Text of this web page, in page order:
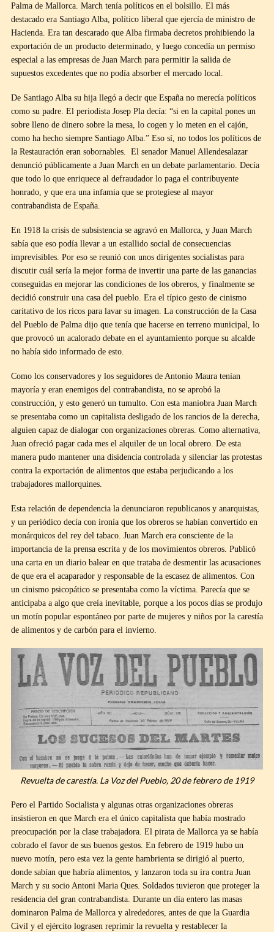
Palma de Mallorca. March tenía políticos en el bolsillo. El más
destacado era Santiago Alba, político liberal que ejercía de ministro de
Hacienda. Era tan descarado que Alba firmaba decretos prohibiendo la
exportación de un producto determinado, y luego concedía un permiso
especial a las empresas de Juan March para permitir la salida de
supuestos excedentes que no podía absorber el mercado local.
De Santiago Alba su hija llegó a decir que España no merecía políticos
como su padre. El periodista Josep Pla decía: “si en la capital pones un
sobre lleno de dinero sobre la mesa, lo cogen y lo meten en el cajón,
como ha hecho siempre Santiago Alba.” Eso sí, no todos los políticos de
la Restauración eran sobornables. El senador Manuel Allendesalazar
denunció públicamente a Juan March en un debate parlamentario. Decía
que todo lo que enriquece al defraudador lo paga el contribuyente
honrado, y que era una infamia que se protegiese al mayor
contrabandista de España.
En 1918 la crisis de subsistencia se agravó en Mallorca, y Juan March
sabía que eso podía llevar a un estallido social de consecuencias
imprevisibles. Por eso se reunió con unos dirigentes socialistas para
discutir cuál sería la mejor forma de invertir una parte de las ganancias
conseguidas en mejorar las condiciones de los obreros, y finalmente se
decidió construir una casa del pueblo. Era el típico gesto de cinismo
caritativo de los ricos para lavar su imagen. La construcción de la Casa
del Pueblo de Palma dijo que tenía que hacerse en terreno municipal, lo
que provocó un acalorado debate en el ayuntamiento porque su alcalde
no había sido informado de esto.
Como los conservadores y los seguidores de Antonio Maura tenían
mayoría y eran enemigos del contrabandista, no se aprobó la
construcción, y esto generó un tumulto. Con esta maniobra Juan March
se presentaba como un capitalista desligado de los rancios de la derecha,
alguien capaz de dialogar con organizaciones obreras. Como alternativa,
Juan ofreció pagar cada mes el alquiler de un local obrero. De esta
manera pudo mantener una disidencia controlada y silenciar las protestas
contra la exportación de alimentos que estaba perjudicando a los
trabajadores mallorquines.
Esta relación de dependencia la denunciaron republicanos y anarquistas,
y un periódico decía con ironía que los obreros se habían convertido en
monárquicos del rey del tabaco. Juan March era consciente de la
importancia de la prensa escrita y de los movimientos obreros. Publicó
una carta en un diario balear en que trataba de desmentir las acusaciones
de que era el acaparador y responsable de la escasez de alimentos. Con
un cinismo psicopático se presentaba como la víctima. Parecía que se
anticipaba a algo que creía inevitable, porque a los pocos días se produjo
un motín popular espontáneo por parte de mujeres y niños por la carestía
de alimentos y de carbón para el invierno.
Revuelta de carestía. La Voz del Pueblo, 20 de febrero de 1919
Pero el Partido Socialista y algunas otras organizaciones obreras
insistieron en que March era el único capitalista que había mostrado
preocupación por la clase trabajadora. El pirata de Mallorca ya se había
cobrado el favor de sus buenos gestos. En febrero de 1919 hubo un
nuevo motín, pero esta vez la gente hambrienta se dirigió al puerto,
donde sabían que habría alimentos, y lanzaron toda su ira contra Juan
March y su socio Antoni Maria Ques. Soldados tuvieron que proteger la
residencia del gran contrabandista. Durante un día entero las masas
dominaron Palma de Mallorca y alrededores, antes de que la Guardia
Civil y el ejército lograsen reprimir la revuelta y restablecer la